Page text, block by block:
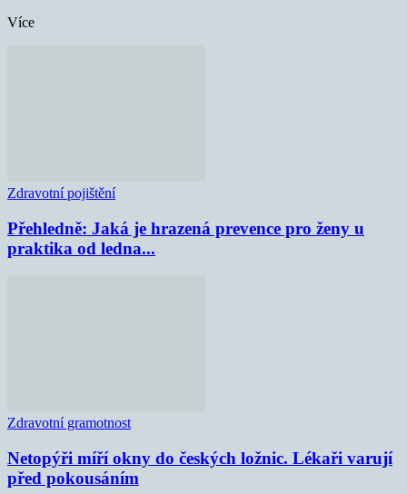
Více
Zdravotní pojištění
Přehledně: Jaká je hrazená prevence pro ženy u
praktika od ledna...
Zdravotní gramotnost
Netopýři míří okny do českých ložnic. Lékaři varují
před pokousáním